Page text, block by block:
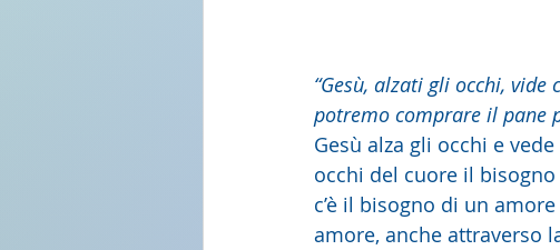
“Gesù, alzati gli occhi, vide
potremo comprare il pane
Gesù alza gli occhi e
occhi del cuore il
c’è il bisogno di un
amore, anche attraverso